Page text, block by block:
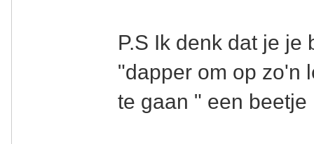
P.S Ik denk dat je
"dapper om op zo'n
te gaan " een